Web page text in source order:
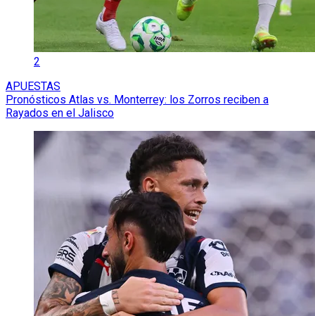
2
APUESTAS
Pronósticos Atlas vs. Monterrey: los Zorros reciben a
Rayados en el Jalisco